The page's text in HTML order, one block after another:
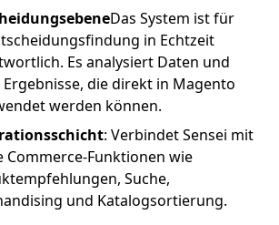
Das System ist für
in Echtzeit
Es analysiert Daten und
die direkt in Magento
werden können.
: Verbindet Sensei mit
Commerce-Funktionen wie
Suche,
und Katalogsortierung.